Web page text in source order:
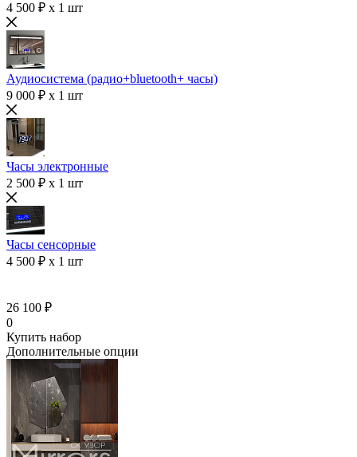
4 500 ₽ x 1 шт
Аудиосистема (радио+bluetooth+ часы)
9 000 ₽ x 1 шт
Часы электронные
2 500 ₽ x 1 шт
Часы сенсорные
4 500 ₽ x 1 шт
26 100 ₽
0
Купить набор
Дополнительные опции